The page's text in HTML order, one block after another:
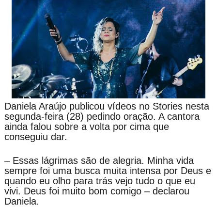
Daniela Araújo publicou vídeos no Stories nesta
segunda-feira (28) pedindo oração. A cantora
ainda falou sobre a volta por cima que
conseguiu dar.
– Essas lágrimas são de alegria. Minha vida
sempre foi uma busca muita intensa por Deus e
quando eu olho para trás vejo tudo o que eu
vivi. Deus foi muito bom comigo – declarou
Daniela.